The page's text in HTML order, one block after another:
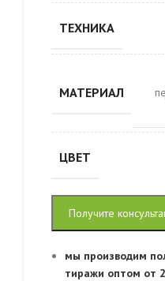
ТЕХНИКА
МАТЕРИАЛ
ЦВЕТ
Получите
мы производим
тиражи оптом от